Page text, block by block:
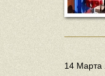
14 Марта